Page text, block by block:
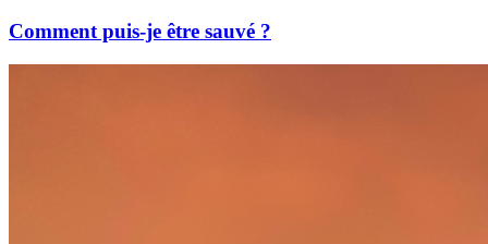
Comment puis-je être sauvé ?